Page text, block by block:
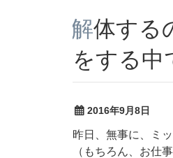
解体するのは一瞬だけれど、手間のかかる古民家再生
をする中
2016年9月8日
昨日、無事に、ミ
（もちろん、お仕